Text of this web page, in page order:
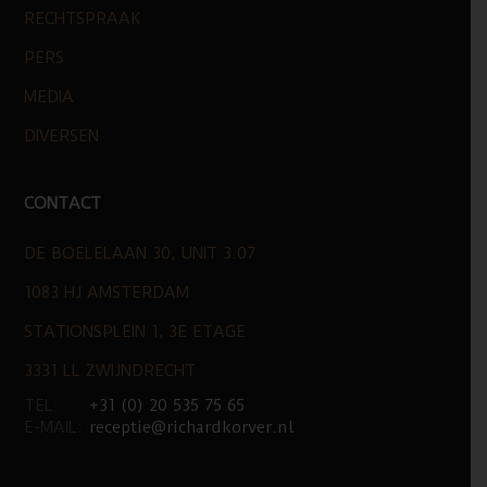
RECHTSPRAAK
PERS
MEDIA
DIVERSEN
CONTACT
DE BOELELAAN 30, UNIT 3.07
1083 HJ AMSTERDAM
STATIONSPLEIN 1, 3E ETAGE
3331 LL ZWIJNDRECHT
+31 (0) 20 535 75 65
receptie@richardkorver.nl